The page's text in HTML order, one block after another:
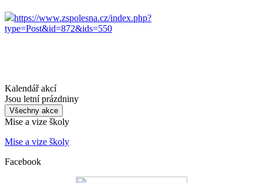
https://www.zspolesna.cz/index.php?
type=Post&id=872&ids=550
Kalendář akcí
Jsou letní prázdniny
Všechny akce
Mise a vize školy
Mise a vize školy
Facebook